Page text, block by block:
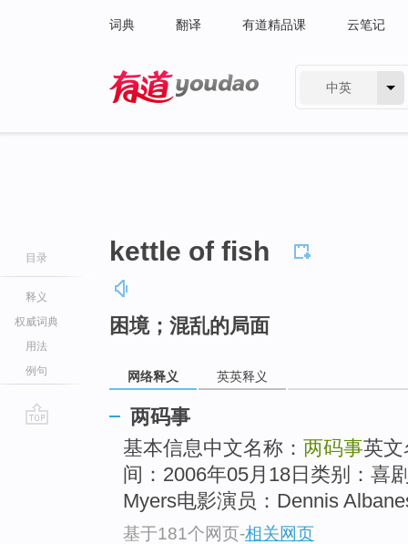
词典 翻译 有道精品课 云笔记
中英
目录
释义
权威词典
用法
例句
kettle of fish
困境；混乱的局面
网络释义 英英释义
两码事
基本信息中文名称： 两码事英
间：2006年05月18日类别：喜
Myers电影演员：Dennis
基于181个网页-相关网页